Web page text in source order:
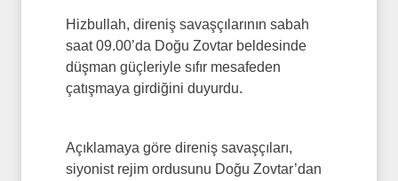
Hizbullah, direniş savaşçılarının sabah
saat 09.00’da Doğu Zovtar beldesinde
düşman güçleriyle sıfır mesafeden
çatışmaya girdiğini duyurdu.
Açıklamaya göre direniş savaşçıları,
siyonist rejim ordusunu Doğu Zovtar’dan